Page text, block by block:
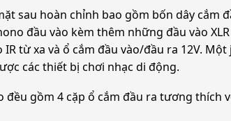
sau hoàn chỉnh bao gồm bốn dây cắm
đầu vào kèm thêm những đầu vào
IR từ xa và ổ cắm đầu vào/đầu ra 12V.
các thiết bị chơi nhạc di động.
đều gồm 4 cặp ổ cắm đầu ra tương